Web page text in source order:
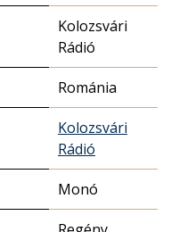
Kolozsvári
Rádió
Románia
Kolozsvári
Rádió
Monó